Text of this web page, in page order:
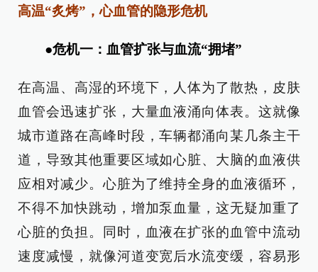
高温“炙烤”，心血管的隐形危机
●危机一：血管扩张与血流“拥堵”
在高温、高湿的环境下，人体为了散热，皮肤
血管会迅速扩张，大量血液涌向体表。这就像
城市道路在高峰时段，车辆都涌向某几条主干
道，导致其他重要区域如心脏、大脑的血液供
应相对减少。心脏为了维持全身的血液循环，
不得不加快跳动，增加泵血量，这无疑加重了
心脏的负担。同时，血液在扩张的血管中流动
速度减慢，就像河道变宽后水流变缓，容易形